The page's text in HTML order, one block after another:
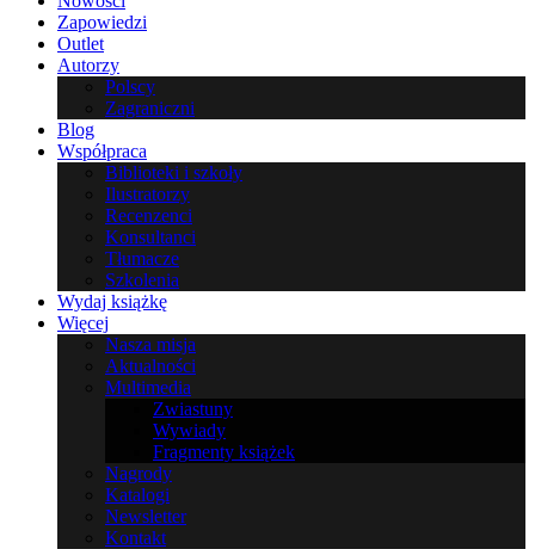
Zapowiedzi
Outlet
Autorzy
Polscy
Zagraniczni
Blog
Współpraca
Biblioteki i szkoły
Ilustratorzy
Recenzenci
Konsultanci
Tłumacze
Szkolenia
Wydaj książkę
Więcej
Nasza misja
Aktualności
Multimedia
Zwiastuny
Wywiady
Fragmenty książek
Nagrody
Katalogi
Newsletter
Kontakt